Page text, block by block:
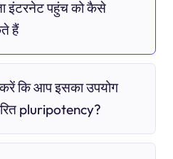
इंटरनेट पहुंच को कैसे
हैं
कि आप इसका उपयोग
pluripotency?